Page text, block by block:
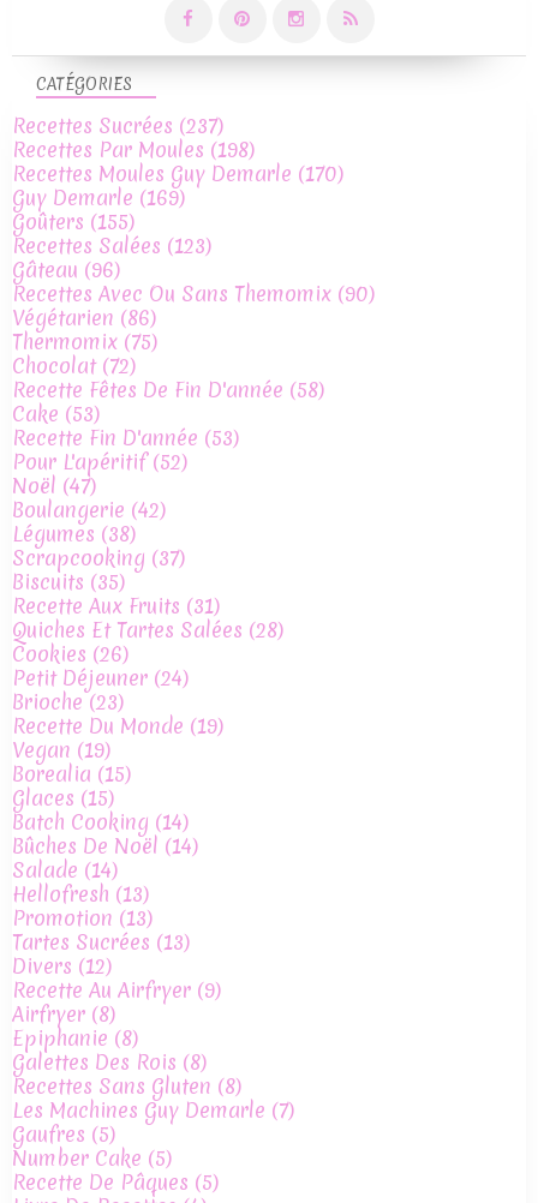
CATÉGORIES
Recettes Sucrées (237)
Recettes Par Moules (198)
Recettes Moules Guy Demarle (170)
Guy Demarle (169)
Goûters (155)
Recettes Salées (123)
Gâteau (96)
Recettes Avec Ou Sans Themomix (90)
Végétarien (86)
Thermomix (75)
Chocolat(72)
Recette Fêtes De Fin D'année (58)
Cake (53)
Recette Fin D'année (53)
Pour L'apéritif(52)
Noël (47)
Boulangerie (42)
Légumes (38)
Scrapcooking (37)
Biscuits (35)
Recette Aux Fruits (31)
Quiches Et Tartes Salées (28)
Cookies (26)
Petit Déjeuner (24)
Brioche(23)
Recette Du Monde (19)
Vegan (19)
Borealia (15)
Glaces (15)
Batch Cooking (14)
Bûches De Noël (14)
Salade (14)
Hellofresh (13)
Promotion (13)
Tartes Sucrées (13)
Divers (12)
Recette Au Airfryer (9)
Airfryer (8)
Epiphanie (8)
Galettes Des Rois (8)
Recettes Sans Gluten (8)
Les Machines Guy Demarle (7)
Gaufres (5)
Number Cake (5)
Recette De Pâques (5)